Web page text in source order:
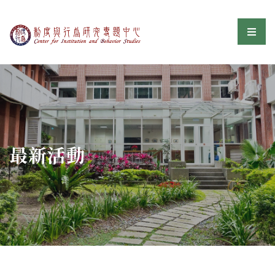
制度與行為研究專題中選
:::
最新活動